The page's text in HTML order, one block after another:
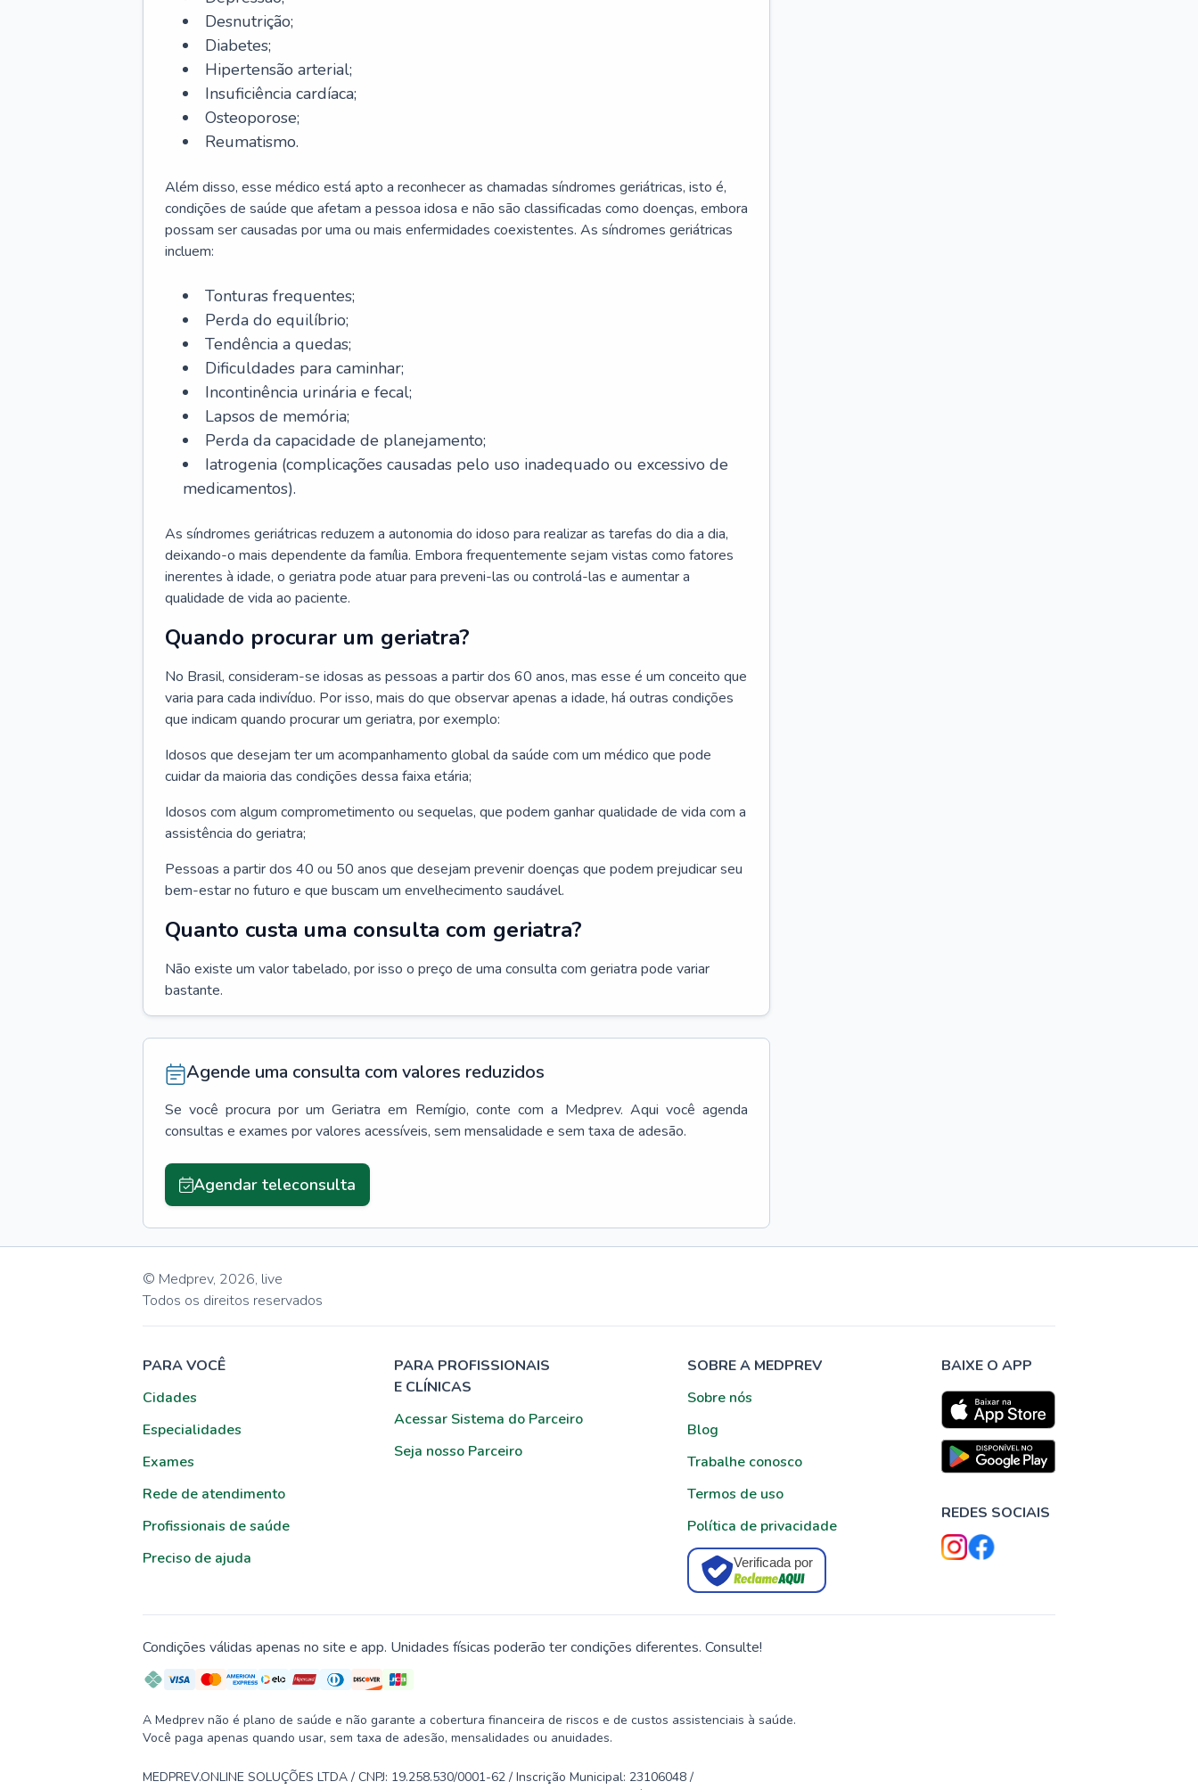
Desnutrição;
Diabetes;
Hipertensão arterial;
Insuficiência cardíaca;
Osteoporose;
Reumatismo.
Além disso, esse médico está apto a reconhecer as chamadas síndromes geriátricas, isto é,
condições de saúde que afetam a pessoa idosa e não são classificadas como doenças, embora
possam ser causadas por uma ou mais enfermidades coexistentes. As síndromes geriátricas
incluem:
Tonturas frequentes;
Perda do equilíbrio;
Tendência a quedas;
Dificuldades para caminhar;
Incontinência urinária e fecal;
Lapsos de memória;
Perda da capacidade de planejamento;
Iatrogenia (complicações causadas pelo uso inadequado ou excessivo de
medicamentos).
As síndromes geriátricas reduzem a autonomia do idoso para realizar as tarefas do dia a dia,
deixando-o mais dependente da família. Embora frequentemente sejam vistas como fatores
inerentes à idade, o geriatra pode atuar para preveni-las ou controlá-las e aumentar a
qualidade de vida ao paciente.
Quando procurar um geriatra?
No Brasil, consideram-se idosas as pessoas a partir dos 60 anos, mas esse é um conceito que
varia para cada indivíduo. Por isso, mais do que observar apenas a idade, há outras condições
que indicam quando procurar um geriatra, por exemplo:
Idosos que desejam ter um acompanhamento global da saúde com um médico que pode
cuidar da maioria das condições dessa faixa etária;
Idosos com algum comprometimento ou sequelas, que podem ganhar qualidade de vida com a
assistência do geriatra;
Pessoas a partir dos 40 ou 50 anos que desejam prevenir doenças que podem prejudicar seu
bem-estar no futuro e que buscam um envelhecimento saudável.
Quanto custa uma consulta com geriatra?
Não existe um valor tabelado, por isso o preço de uma consulta com geriatra pode variar
bastante.
Agende uma consulta com valores reduzidos
Se você procura por um Geriatra em Remígio, conte com a Medprev. Aqui você agenda
consultas e exames por valores acessíveis, sem mensalidade e sem taxa de adesão.
Agendar teleconsulta
© Medprev, 2026, live
Todos os direitos reservados
PARA VOCÊ
Cidades
Especialidades
Exames
Rede de atendimento
Profissionais de saúde
Preciso de ajuda
PARA PROFISSIONAIS
E CLÍNICAS
Acessar Sistema do Parceiro
Seja nosso Parceiro
SOBRE A MEDPREV
Sobre nós
Blog
Trabalhe conosco
Termos de uso
Política de privacidade
Verificada por
BAIXE O APP
REDES SOCIAIS
Condições válidas apenas no site e app. Unidades físicas poderão ter condições diferentes. Consulte!
A Medprev não é plano de saúde e não garante a cobertura financeira de riscos e de custos assistenciais à saúde.
Você paga apenas quando usar, sem taxa de adesão, mensalidades ou anuidades.
MEDPREV.ONLINE SOLUÇÕES LTDA / CNPJ: 19.258.530/0001-62 / Inscrição Municipal: 23106048 /